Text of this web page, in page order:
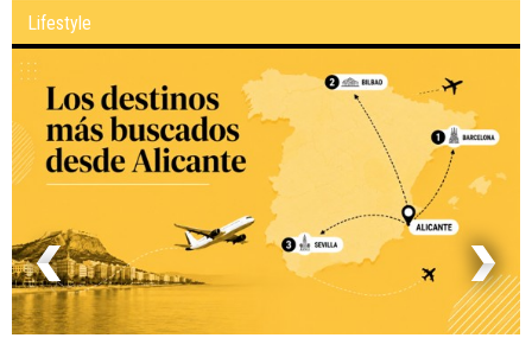
Lifestyle